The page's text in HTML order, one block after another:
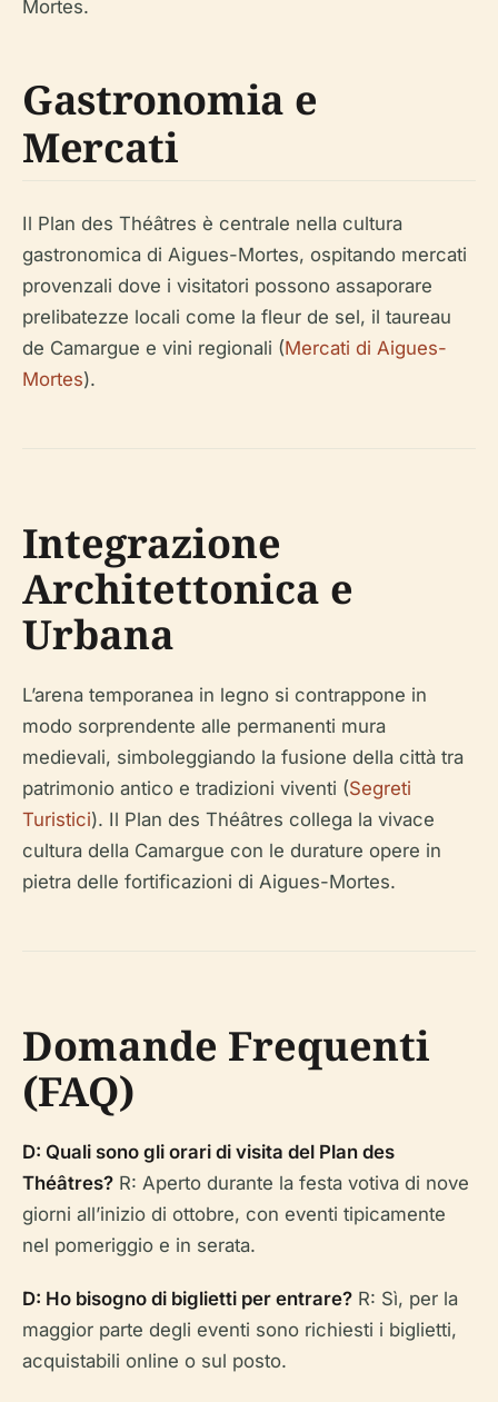
Mortes.
Gastronomia e
Mercati
Il Plan des Théâtres è centrale nella cultura
gastronomica di Aigues-Mortes, ospitando mercati
provenzali dove i visitatori possono assaporare
prelibatezze locali come la fleur de sel, il taureau
de Camargue e vini regionali (Mercati di Aigues-
Mortes).
Integrazione
Architettonica e
Urbana
L’arena temporanea in legno si contrappone in
modo sorprendente alle permanenti mura
medievali, simboleggiando la fusione della città tra
patrimonio antico e tradizioni viventi (Segreti
Turistici). Il Plan des Théâtres collega la vivace
cultura della Camargue con le durature opere in
pietra delle fortificazioni di Aigues-Mortes.
Domande Frequenti
(FAQ)
D: Quali sono gli orari di visita del Plan des
Théâtres? R: Aperto durante la festa votiva di nove
giorni all’inizio di ottobre, con eventi tipicamente
nel pomeriggio e in serata.
D: Ho bisogno di biglietti per entrare? R: Sì, per la
maggior parte degli eventi sono richiesti i biglietti,
acquistabili online o sul posto.